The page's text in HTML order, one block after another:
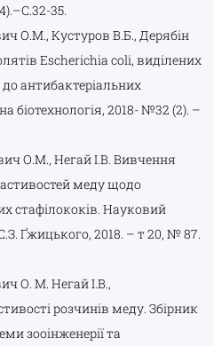
35.
О.М., Кустуров В.Б., Дерябін
Escherichia coli, виділених
антибактеріальних
біотехнологія, 2018- №32 (2). –
О.М., Негай І.В. Вивчення
меду щодо
стафілококів. Науковий
Ґжицького, 2018. – т 20, № 87.
О. М. Негай І.В.,
розчинів меду. Збірник
зооінженерії та